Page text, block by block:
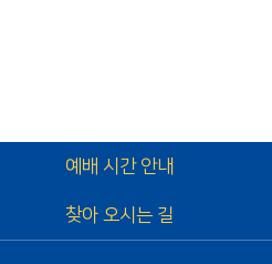
예배 시간 안내
찾아 오시는 길